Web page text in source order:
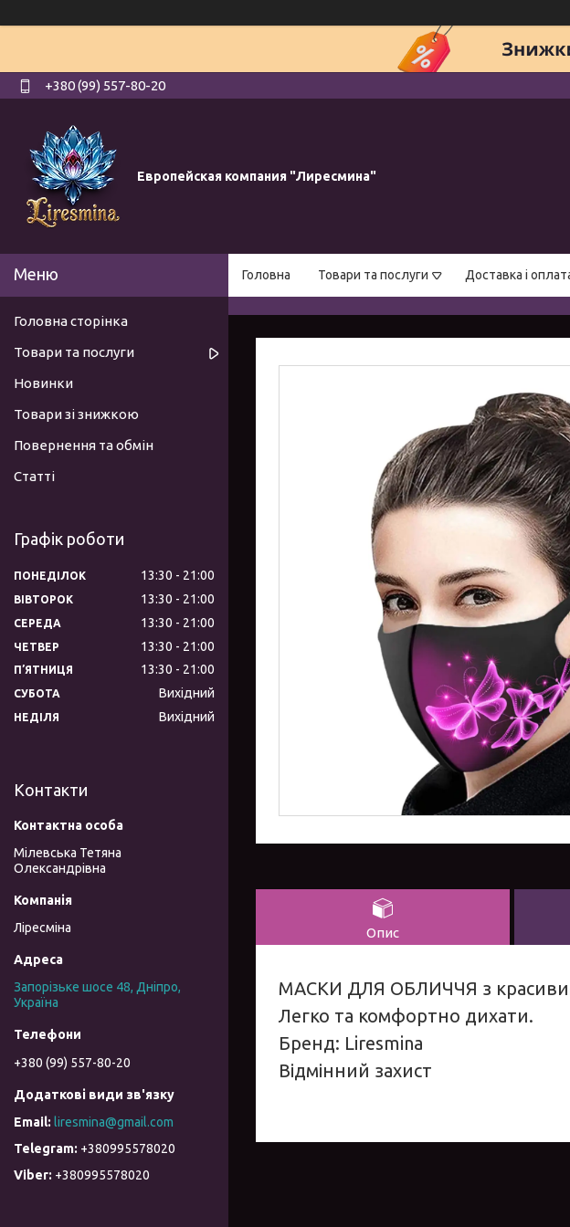
+380 (99) 557-80-20
Европейская компания "Лиресмина"
Головна Товари та послуги Доставка і
Опис
МАСКИ ДЛЯ ОБЛИЧЧЯ з
Легко та комфортно дихати.
Бренд: Liresmina
Відмінний захист
Головна сторінка
Товари та послуги
Новинки
Товари зі знижкою
Повернення та обмін
Статті
Графік роботи
ПОНЕДІЛОК 13:30 21:00
ВІВТОРОК 13:30 21:00
СЕРЕДА 13:30 21:00
ЧЕТВЕР 13:30 21:00
ПʼЯТНИЦЯ 13:30 21:00
СУБОТА Вихідний
НЕДІЛЯ Вихідний
Контакти
Мілевська Тетяна
Олександрівна
Ліресміна
Запорізьке шосе 48, Дніпро,
Україна
+380 (99) 557-80-20
liresmina@gmail.com
+380995578020
+380995578020